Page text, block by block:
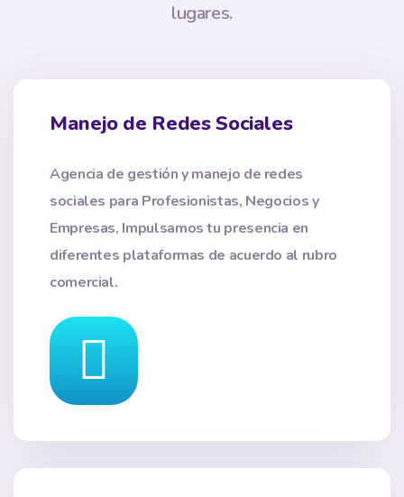
lugares.
Manejo de Redes Sociales
Agencia de gestión y manejo de redes
sociales para Profesionistas, Negocios y
Empresas, Impulsamos tu presencia en
diferentes plataformas de acuerdo al rubro
comercial.